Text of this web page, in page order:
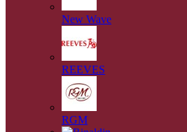
New Wave
REEVES
RGM